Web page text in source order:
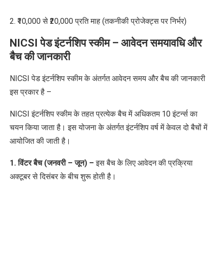
2. ₹10,000 से ₹20,000 प्रति माह (तकनीकी प्रोजेक्ट्स पर निर्भर)
NICSI पेड इंटर्नशिप स्कीम – आवेदन समयावधिऔर
बैच की जानकारी
NICSI पेड इंटर्नशिप स्कीम के अंतर्गत आवेदन समय और बैच की जानकारी
इस प्रकार है –
NICSI इंटर्नशिप स्कीम के तहत प्रत्येक बैच में अधिकतम 10 इंटर्न्स का
चयन किया जाता है। इस योजना के अंतर्गत इंटर्नशिप वर्ष में केवल दो बैचों में
आयोजित की जाती है।
1. विंटर बैच (जनवरी – जून) – इस बैच के लिए आवेदन की प्रक्रिया
अक्टूबर से दिसंबर के बीच शुरू होती है।